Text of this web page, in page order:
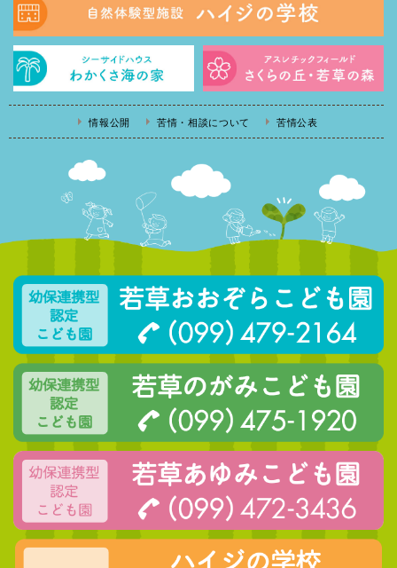
情報公開 苦情・相談について 苦情公表